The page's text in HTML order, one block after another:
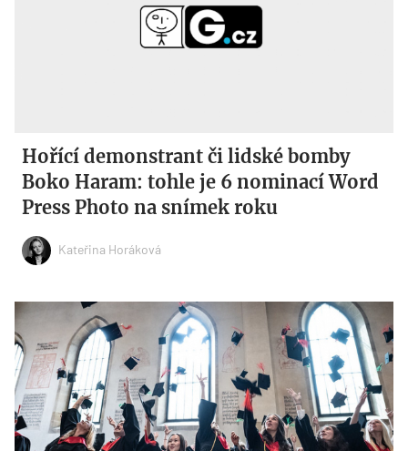
Hořící demonstrant či lidské bomby
Boko Haram: tohle je 6 nominací Word
Press Photo na snímek roku
Kateřina Horáková